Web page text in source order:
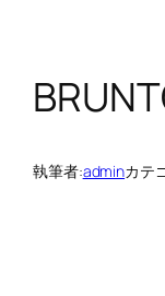
執筆者:adminカテ